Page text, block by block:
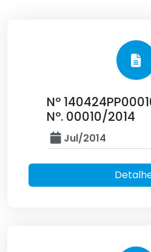
Nº
Nº. 00010/2014
Jul/2014